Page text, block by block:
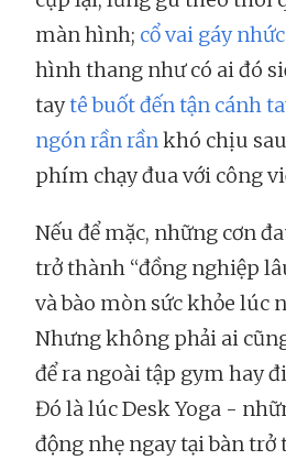
màn hình; cổ vai gáy
hình thang như có ai đó
taytê buốt đến tận cánh
ngón rần rầnkhó chịu
phím chạy đua với công
Nếu để mặc, những cơn
trở thành “đồng nghiệp
và bào mòn sức khỏe lúc
Nhưng không phải ai
để ra ngoài tập gym hay
Đó là lúc Desk Yoga -
động nhẹ ngay tại bàn